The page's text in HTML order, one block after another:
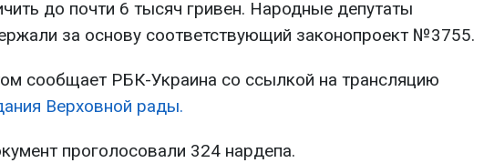
до почти 6 тысяч гривен. Народные депутаты
за основу соответствующий законопроект №3755.
сообщает РБК-Украина со ссылкой на трансляцию
Верховной рады.
проголосовали 324 нардепа.